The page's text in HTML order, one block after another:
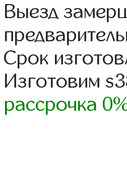
Выезд
Срок
Изготовим
рассрочка